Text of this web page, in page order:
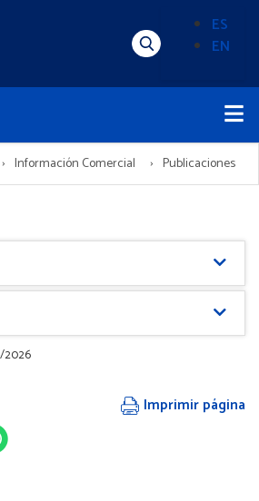
idioma
(Content)
ES
EN
Información Comercial Publicaciones
2026
Imprimir página